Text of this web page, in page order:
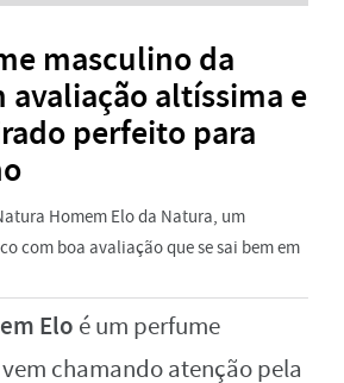
masculino da
avaliação altíssima e
perfeito para
Homem Elo da Natura, um
com boa avaliação que se sai bem em
Elo é um perfume
chamando atenção pela